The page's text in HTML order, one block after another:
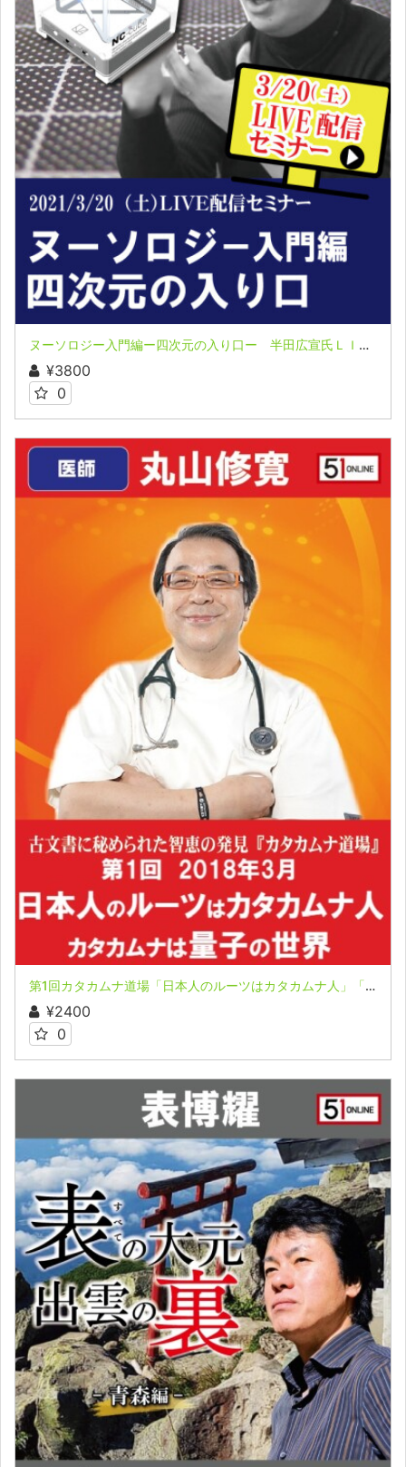
ヌーソロジー入門編ー四次元の入り口ー 半田広宣氏ＬＩＶＥ配信セミナー収録映像
¥3800
0
第1回カタカムナ道場「日本人のルーツはカタカムナ人」「カタカムナは量子の世界」
¥2400
0